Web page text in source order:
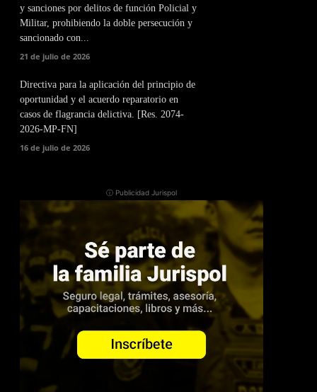
y sanciones por delitos de función Policial y
Militar, prohibiendo la doble persecución y
sancionado con...
21 de julio de 2026
Directiva para la aplicación del principio de
oportunidad y el acuerdo reparatorio en
casos de flagrancia delictiva. [Res. 2074-
2026-MP-FN]
16 de julio de 2026
ⓘ Publicidad Jurispol